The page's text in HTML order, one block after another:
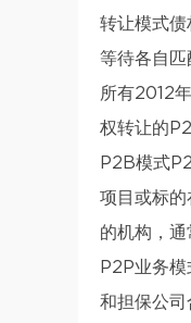
转让模式
等待各自
所有2012
权转让的
P2B模式
项目或标
的机构，
P2P业务
和担保公司